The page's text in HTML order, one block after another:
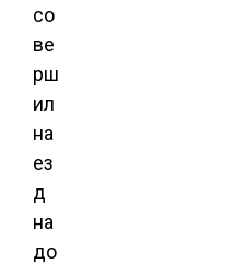
со
ве
рш
ил
на
ез
д
на
до